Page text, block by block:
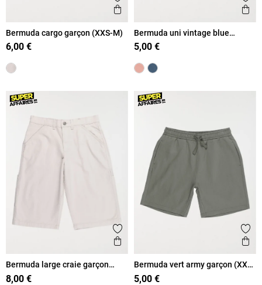
Ajouter aux favoris
Aperçu rapide
Bermuda cargo garçon (XXS-M)
6,00 €
Bermuda uni vintage blue
garçon (XXS-M)
5,00 €
Ajouter aux favoris
Aperçu rapide
Bermuda large craie garçon
(XXS-M)
8,00 €
Bermuda vert army garçon (XXS-
M)
5,00 €